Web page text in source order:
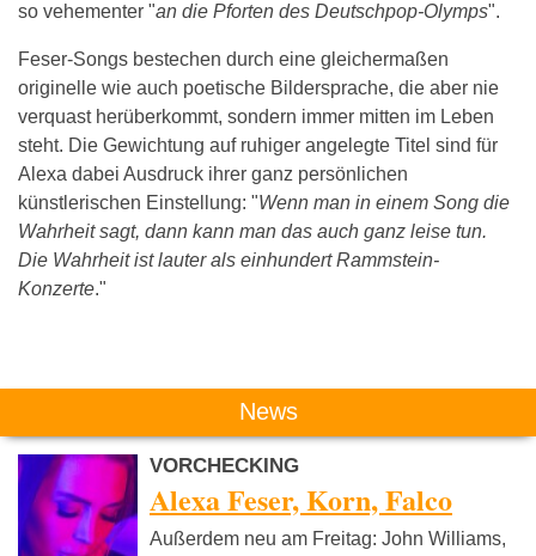
so vehementer "an die Pforten des Deutschpop-Olymps".
Feser-Songs bestechen durch eine gleichermaßen
originelle wie auch poetische Bildersprache, die aber nie
verquast herüberkommt, sondern immer mitten im Leben
steht. Die Gewichtung auf ruhiger angelegte Titel sind für
Alexa dabei Ausdruck ihrer ganz persönlichen
künstlerischen Einstellung: "Wenn man in einem Song die
Wahrheit sagt, dann kann man das auch ganz leise tun.
Die Wahrheit ist lauter als einhundert Rammstein-
Konzerte."
Das könnte Dich auch interessieren:
News
VORCHECKING
Alexa Feser, Korn, Falco
Außerdem neu am Freitag: John Williams,